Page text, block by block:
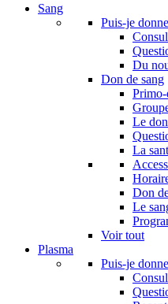
Sang
Puis-je
Du
Don de sang
Le
La
Don
Le
Voir tout
Plasma
Puis-je